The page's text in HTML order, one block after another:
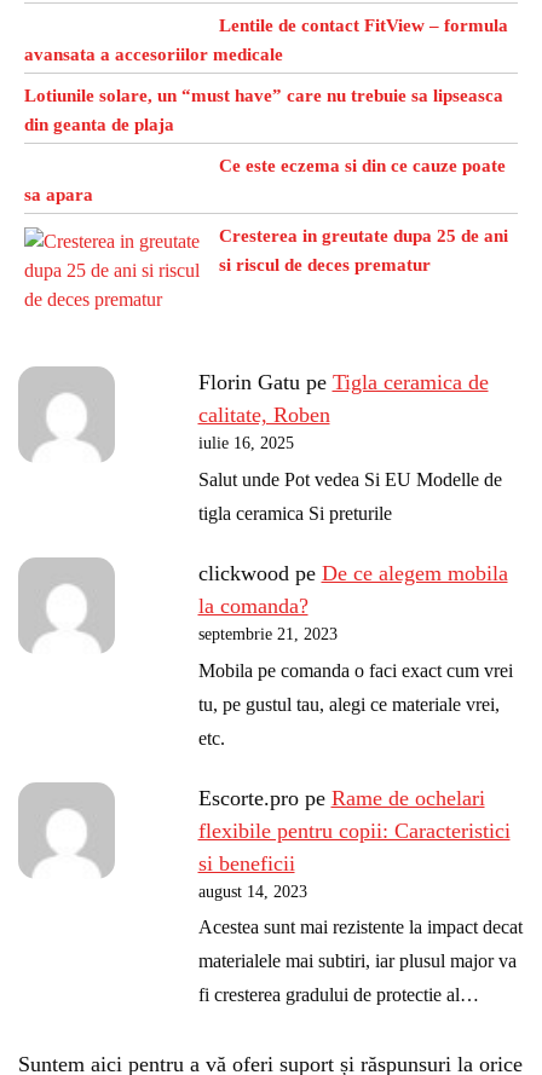
Lentile de contact FitView – formula
avansata a accesoriilor medicale
Lotiunile solare, un “must have” care nu trebuie sa lipseasca
din geanta de plaja
Ce este eczema si din ce cauze poate
sa apara
Cresterea in greutate dupa 25 de ani
si riscul de deces prematur
Florin Gatupe Tigla ceramica de
calitate, Roben
iulie 16, 2025
Salut unde Pot vedea Si EU Modelle de
tigla ceramica Si preturile
clickwood pe De ce alegem mobila
la comanda?
septembrie 21, 2023
Mobila pe comanda o faci exact cum vrei
tu, pe gustul tau, alegi ce materiale vrei,
etc.
Escorte.prope Rame de ochelari
flexibile pentru copii: Caracteristici
si beneficii
august 14, 2023
Acestea sunt mai rezistente la impact decat
materialele mai subtiri, iar plusul major va
fi cresterea gradului de protectie al…
Suntem aici pentru a vă oferi suport și răspunsuri la orice